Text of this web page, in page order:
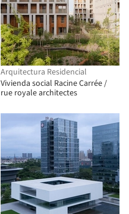
Arquitectura Residencial
Vivienda social Racine Carrée /
rue royale architectes